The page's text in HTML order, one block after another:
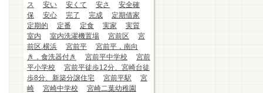
ス
安い 安くて 安さ
安全確
保
安心 完了 完成
定期借家
定期的
定番 定食 実家
実質
室内
室内洗濯機置場 宮前区
宮
前区.横浜
宮前平
宮前平，南向
き，食洗器付き
宮前平中学校
宮前
平小学校
宮前平徒歩12分、宮崎台徒
歩8分、新築分譲住宅
宮前平駅
宮
崎
宮崎中学校
宮崎二葉幼稚園